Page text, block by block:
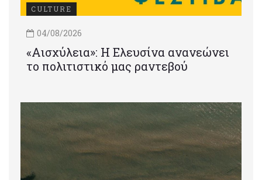
CULTURE
04/08/2026
«Αισχύλεια»: Η Ελευσίνα ανανεώνει
το πολιτιστικό μας ραντεβού